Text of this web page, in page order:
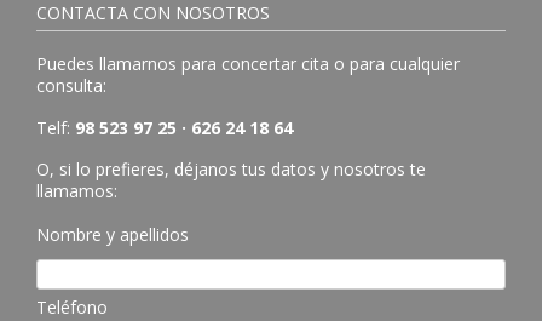
CONTACTA CON NOSOTROS
Puedes llamarnos para concertar cita o para cualquier
consulta:
Telf: 98 523 97 25 · 626 24 18 64
O, si lo prefieres, déjanos tus datos y nosotros te
llamamos:
Nombre y apellidos
Teléfono